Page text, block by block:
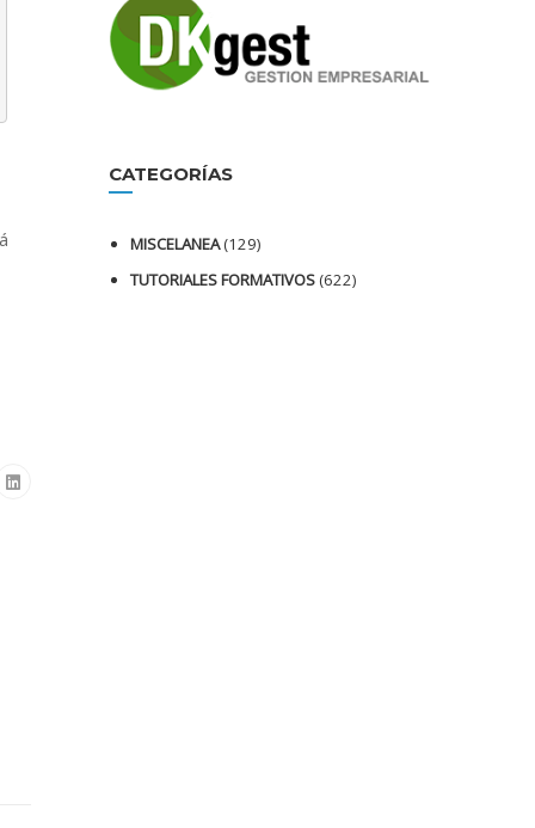
CATEGORÍAS
MISCELANEA(129)
TUTORIALES FORMATIVOS(622)